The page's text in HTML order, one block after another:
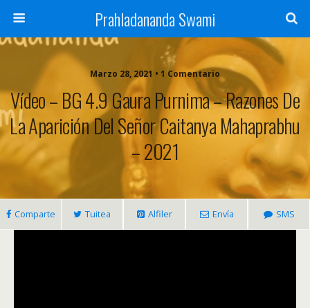
Prahladananda Swami
Marzo 28, 2021 • 1 Comentario
Vídeo – BG 4.9 Gaura Purnima – Razones De
La Aparición Del Señor Caitanya Mahaprabhu
– 2021
Comparte Tuitea Alfiler Envía SMS